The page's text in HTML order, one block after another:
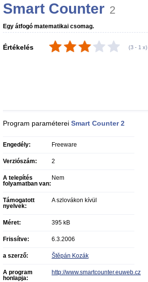
Smart Counter 2
Egy átfogó matematikai csomag.
Értékelés (3 - 1 x)
Program paraméterei Smart Counter 2
Engedély: Freeware
Verziószám: 2
A telepítés
folyamatban van:
Nem
Támogatott
nyelvek:
A szlovákon kívül
Méret: 395 kB
Frissítve: 6.3.2006
a szerző: Štěpán Kozák
A program
honlapja:
http://www.smartcounter.euweb.cz